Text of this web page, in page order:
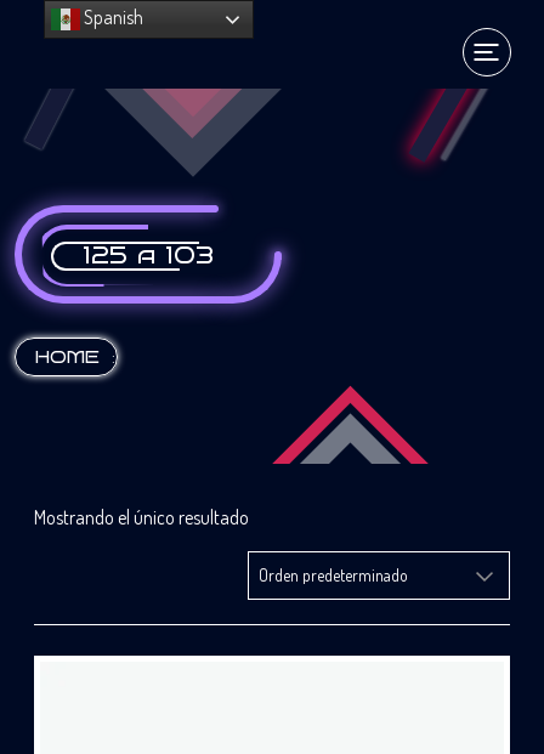
125 a 103
HOME :
Mostrando el único resultado
Spanish